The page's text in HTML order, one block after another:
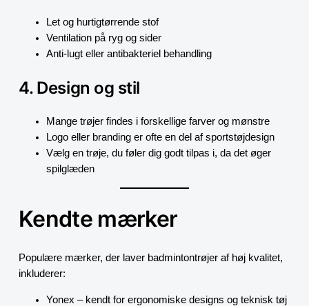
Let og hurtigtørrende stof
Ventilation på ryg og sider
Anti-lugt eller antibakteriel behandling
4. Design og stil
Mange trøjer findes i forskellige farver og mønstre
Logo eller branding er ofte en del af sportstøjdesign
Vælg en trøje, du føler dig godt tilpas i, da det øger
spilglæden
Kendte mærker
Populære mærker, der laver badmintontrøjer af høj kvalitet,
inkluderer:
Yonex – kendt for ergonomiske designs og teknisk tøj